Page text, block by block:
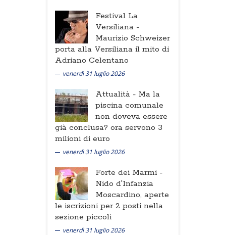
Festival La
Versiliana -
Maurizio Schweizer
porta alla Versiliana il mito di
Adriano Celentano
venerdì 31 luglio 2026
Attualità - Ma la
piscina comunale
non doveva essere
già conclusa? ora servono 3
milioni di euro
venerdì 31 luglio 2026
Forte dei Marmi -
Nido d'Infanzia
Moscardino, aperte
le iscrizioni per 2 posti nella
sezione piccoli
venerdì 31 luglio 2026